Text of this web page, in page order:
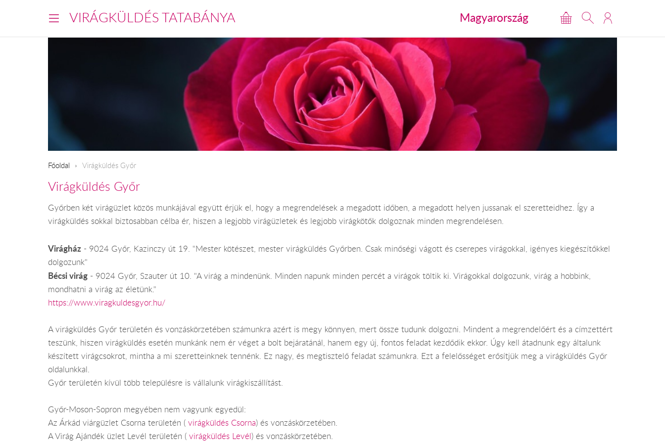
VIRÁGKÜLDÉS TATABÁNYA Magyarország
Főoldal Virágküldés Győr
Virágküldés Győr
Győrben két virágüzlet közös munkájával együtt érjük el, hogy a megrendelések a megadott időben, a megadott helyen jussanak el szeretteidhez. Így a
virágküldés sokkal biztosabban célba ér, hiszen a legjobb virágüzletek és legjobb virágkötők dolgoznak minden megrendelésen.
Virágház - 9024 Győr, Kazinczy út 19. "Mester kötészet, mester virágküldés Győrben. Csak minőségi vágott és cserepes virágokkal, igényes kiegészítőkkel
dolgozunk"
Bécsi virág - 9024 Győr, Szauter út 10. "A virág a mindenünk. Minden napunk minden percét a virágok töltik ki. Virágokkal dolgozunk, virág a hobbink,
mondhatni a virág az életünk."
https://www.viragkuldesgyor.hu/
A virágküldés Győr területén és vonzáskörzetében számunkra azért is megy könnyen, mert össze tudunk dolgozni. Mindent a megrendelőért és a címzettért
teszünk, hiszen virágküldés esetén munkánk nem ér véget a bolt bejáratánál, hanem egy új, fontos feladat kezdődik ekkor. Úgy kell átadnunk egy általunk
készített virágcsokrot, mintha a mi szeretteinknek tennénk. Ez nagy, és megtisztelő feladat számunkra. Ezt a felelősséget erősítjük meg a virágküldés Győr
oldalunkkal.
Győr területén kívül több településre is vállalunk virágkiszállítást.
Győr-Moson-Sopron megyében nem vagyunk egyedül:
Az Árkád viárgüzlet Csorna területén ( virágküldés Csorna) és vonzáskörzetében.
A Virág Ajándék üzlet Levél területén ( virágküldés Levél) és vonzáskörzetében.